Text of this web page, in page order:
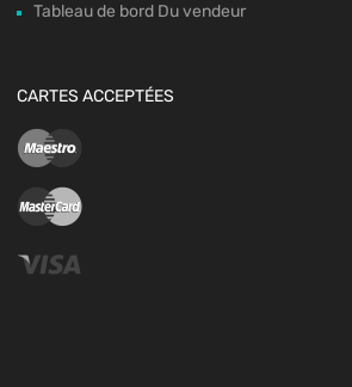
Tableau de bord Du vendeur
CARTES ACCEPTÉES